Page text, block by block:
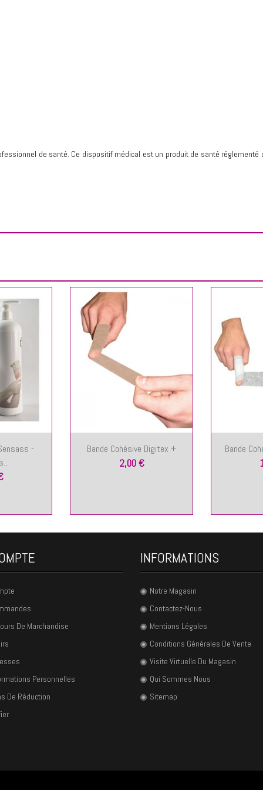
de santé. Ce dispositif médical est un produit de santé réglementé
-
Bande Cohésive Digitex +
2,00 €
Bande
De Marchandise
Personnelles
De Réduction
INFORMATIONS
Notre Magasin
Contactez-Nous
Mentions Légales
Conditions Générales De Vente
Visite Virtuelle Du Magasin
Qui Sommes Nous
Sitemap